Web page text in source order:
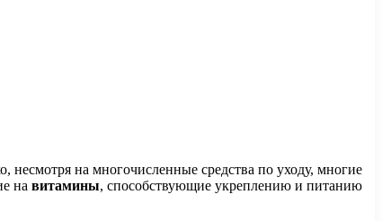
на многочисленные средства по уходу, многие
на витамины, способствующие укреплению и питанию